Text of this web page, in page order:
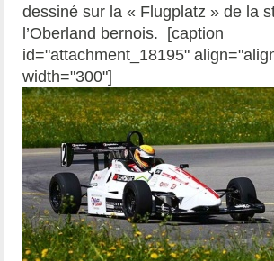
dessiné sur la « Flugplatz » de la
l’Oberland bernois. [caption
id="attachment_18195"
width="300"]